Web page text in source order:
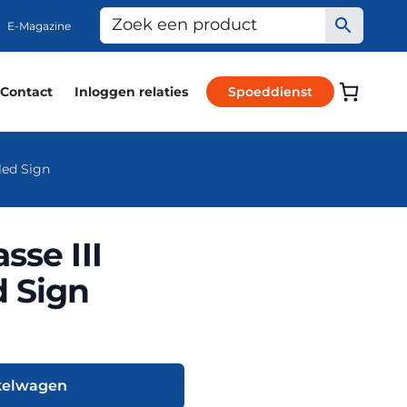
E-Magazine
Contact Inloggen relaties Spoeddienst
Sign
III
Sign